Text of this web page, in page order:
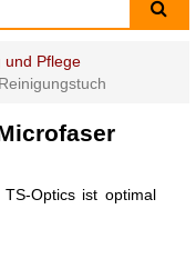
und Pflege
Optics ist optimal